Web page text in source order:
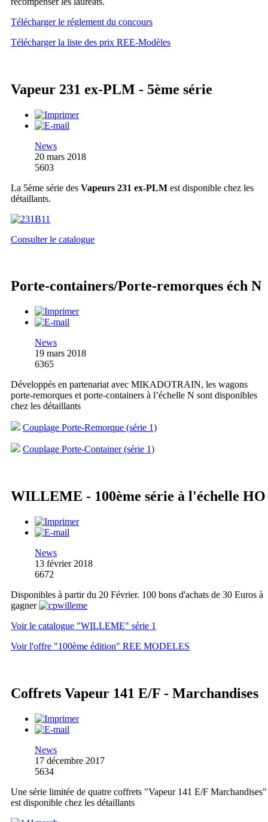
Télécharger le réglement du concours
Télécharger la liste des prix REE-Modèles
Vapeur 231 ex-PLM - 5ème série
News
20 mars 2018
5603
La 5ème série des Vapeurs 231 ex-PLM est disponible chez les
détaillants.
Consulter le catalogue
Porte-containers/Porte-remorques éch N
News
19 mars 2018
6365
Développés en partenariat avec MIKADOTRAIN, les wagons
porte-remorques et porte-containers à l’échelle N sont disponibles
chez les détaillants
Couplage Porte-Remorque (série 1)
Couplage Porte-Container (série 1)
WILLEME - 100ème série à l'échelle HO
News
13 février 2018
6672
Disponibles à partir du 20 Février. 100 bons d'achats de 30 Euros à
gagner
Voir le catalogue "WILLEME" série 1
Voir l'offre "100ème édition" REE MODELES
Coffrets Vapeur 141 E/F - Marchandises
News
17 décembre 2017
5634
Une série limitée de quatre coffrets "Vapeur 141 E/F Marchandises"
est disponible chez les détaillants